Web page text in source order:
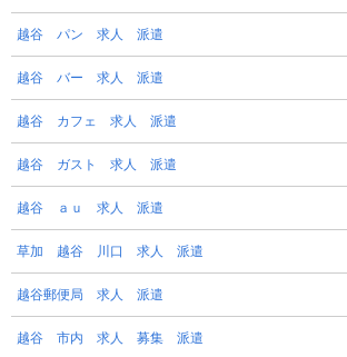
越谷 パン 求人 派遣
越谷 バー 求人 派遣
越谷 カフェ 求人 派遣
越谷 ガスト 求人 派遣
越谷 ａｕ 求人 派遣
草加 越谷 川口 求人 派遣
越谷郵便局 求人 派遣
越谷 市内 求人 募集 派遣